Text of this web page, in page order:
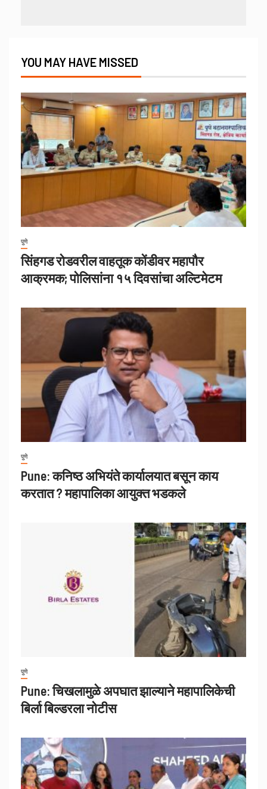
YOU MAY HAVE MISSED
पुणे
सिंहगड रोडवरील वाहतूक कोंडीवर महापौर
आक्रमक; पोलिसांना १५ दिवसांचा अल्टिमेटम
पुणे
Pune: कनिष्ठ अभियंते कार्यालयात बसून काय
करतात ? महापालिका आयुक्त भडकले
पुणे
Pune: चिखलामुळे अपघात झाल्याने महापालिकेची
बिर्ला बिल्डरला नोटीस